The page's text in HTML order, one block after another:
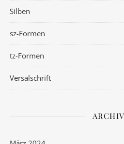
Silben
sz-Formen
tz-Formen
Versalschrift
ARCHIV